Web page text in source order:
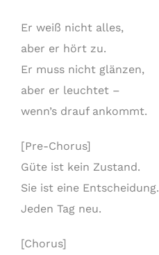
Er weiß nicht alles,
aber er hört zu.
Er muss nicht glänzen,
aber er leuchtet –
wenn’s drauf ankommt.
[Pre-Chorus]
Güte ist kein Zustand.
Sie ist eine Entscheidung.
Jeden Tag neu.
[Chorus]